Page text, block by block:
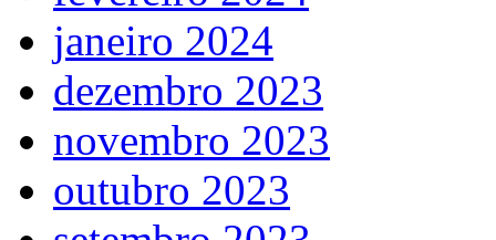
janeiro 2024
dezembro 2023
novembro 2023
outubro 2023